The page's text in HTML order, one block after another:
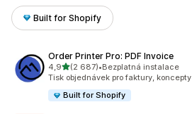
Built for Shopify
Order Printer Pro: PDF Invoice
4,9z 5 hvězd
(2 687)
Celkový počet recenzí: 2687
•Bezplatná instalace
Tisk objednávek pro faktury,
Built for Shopify